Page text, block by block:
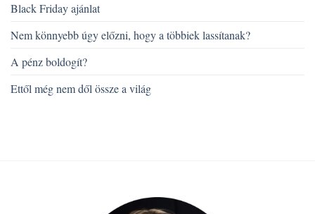
Black Friday ajánlat
Nem könnyebb úgy előzni, hogy a többiek lassítanak?
A pénz boldogít?
Ettől még nem dől össze a világ